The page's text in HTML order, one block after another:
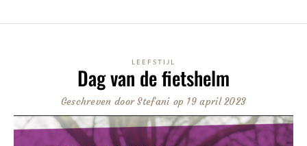
LEEFSTIJL
Dag van de fietshelm
Geschreven doorStefani op 19 april 2023